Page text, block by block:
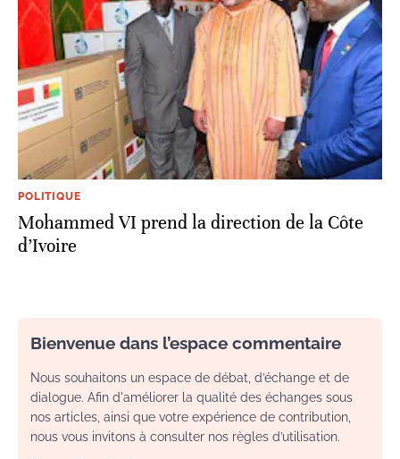
POLITIQUE
Mohammed VI prend la direction de la Côte
d’Ivoire
Bienvenue dans l’espace commentaire
Nous souhaitons un espace de débat, d’échange et de
dialogue. Afin d'améliorer la qualité des échanges sous
nos articles, ainsi que votre expérience de contribution,
nous vous invitons à consulter nos règles d’utilisation.